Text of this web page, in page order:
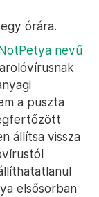
egy órára.
nevű
a puszta
állítsa vissza
elsősorban